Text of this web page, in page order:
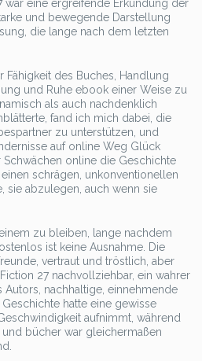
war eine ergreifende Erkundung der
und bewegende Darstellung
die lange nach dem letzten
Fähigkeit des Buches, Handlung
und Ruhe ebook einer Weise zu
als auch nachdenklich
fand ich mich dabei, die
zu unterstützen, und
auf online Weg Glück
online die Geschichte
schrägen, unkonventionellen
sie abzulegen, auch wenn sie
zu bleiben, lange nachdem
ist keine Ausnahme. Die
vertraut und tröstlich, aber
27 nachvollziehbar, ein wahrer
Autors, nachhaltige, einnehmende
hatte eine gewisse
aufnimmt, während
bücher war gleichermaßen